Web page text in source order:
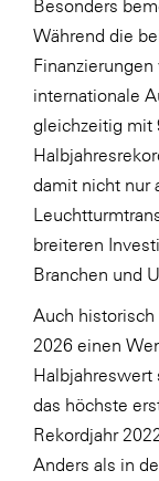
Besonders
Während die
internationale
gleichzeitig mit
damit nicht nur
breiteren
Branchen und
Auch historisch
2026 einen
Halbjahreswert
das höchste
Rekordjahr
Anders als in